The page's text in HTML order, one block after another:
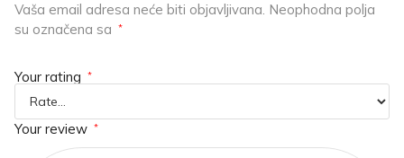
Vaša email adresa neće biti objavljivana. Neophodna polja
su označena sa
*
Your rating *
Your review *